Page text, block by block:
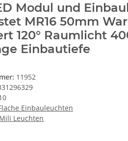
Modul und
MR16 50mm
120° Raumlicht
Einbautiefe
11952
Einbauleuchten
Mili Leuchten